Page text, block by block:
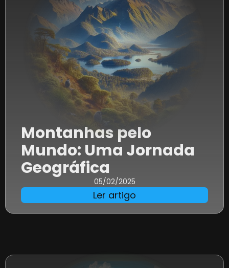
Montanhas pelo
Mundo: Uma Jornada
Geográfica
05/02/2025
Ler artigo